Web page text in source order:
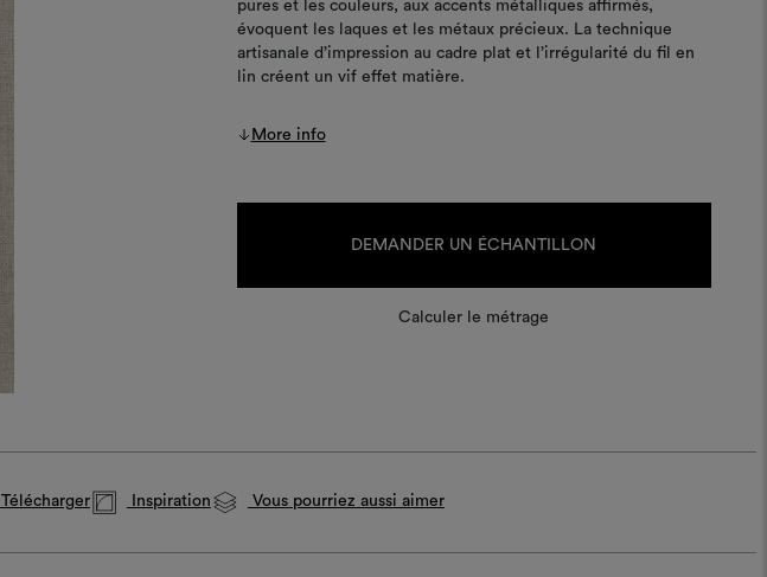
pures et les couleurs, aux accents métalliques affirmés,
évoquent les laques et les métaux précieux. La technique
artisanale d’impression au cadre plat et l’irrégularité du fil en
lin créent un vif effet matière.
More info
DEMANDER UN ÉCHANTILLON
Calculer le métrage
Télécharger Inspiration Vous pourriez aussi aimer